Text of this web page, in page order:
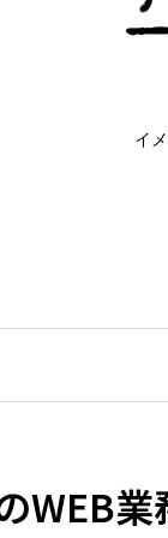
イ
WEB